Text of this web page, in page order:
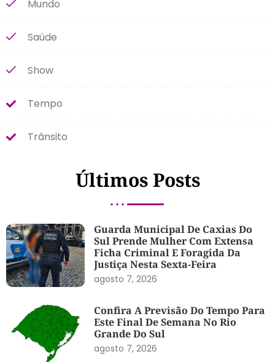
Mundo
Saúde
Show
Tempo
Trânsito
Últimos Posts
Guarda Municipal De Caxias Do
Sul Prende Mulher Com Extensa
Ficha Criminal E Foragida Da
Justiça Nesta Sexta-Feira
agosto 7, 2026
Confira A Previsão Do Tempo Para
Este Final De Semana No Rio
Grande Do Sul
agosto 7, 2026